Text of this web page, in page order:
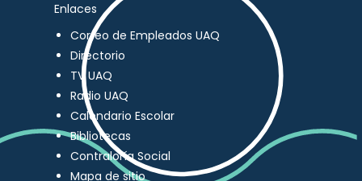
Enlaces
Correo de Empleados UAQ
Directorio
TV UAQ
Radio UAQ
Calendario Escolar
Bibliotecas
Contraloría Social
Mapa de sitio